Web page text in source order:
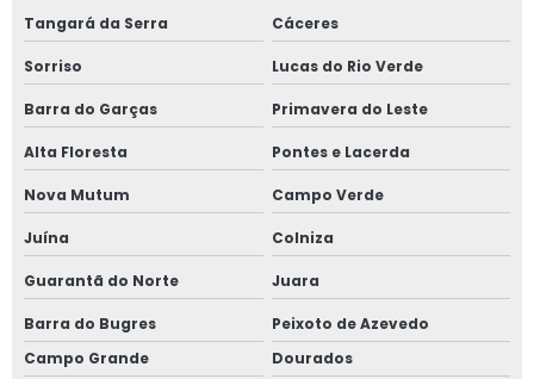
Tangará da Serra Cáceres
Sorriso Lucas do Rio Verde
Barra do Garças Primavera do Leste
Alta Floresta Pontes e Lacerda
Nova Mutum Campo Verde
Juína Colniza
Guarantã do Norte Juara
Barra do Bugres
Peixoto de Azevedo
Campo Grande
Dourados